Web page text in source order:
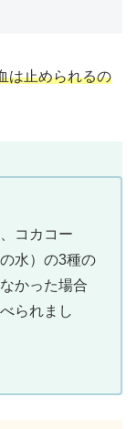
は止められるの
コカコー
水）の3種の
かった場合
られまし